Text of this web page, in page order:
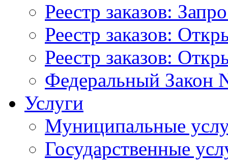
Реестр заказов:
Реестр заказов:
Реестр заказов:
Федеральный Закон
Услуги
Муниципальные
Государственные